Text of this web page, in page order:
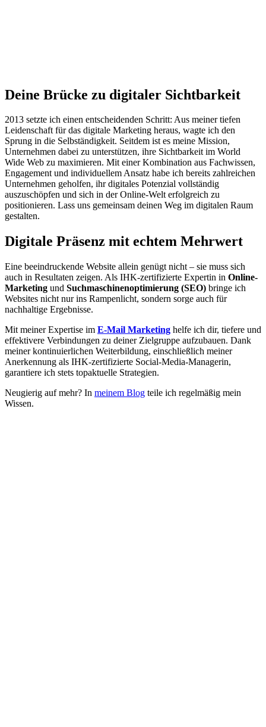
Deine Brücke zu digitaler Sichtbarkeit
2013 setzte ich einen entscheidenden Schritt: Aus meiner tiefen
Leidenschaft für das digitale Marketing heraus, wagte ich den
Sprung in die Selbständigkeit. Seitdem ist es meine Mission,
Unternehmen dabei zu unterstützen, ihre Sichtbarkeit im World
Wide Web zu maximieren. Mit einer Kombination aus Fachwissen,
Engagement und individuellem Ansatz habe ich bereits zahlreichen
Unternehmen geholfen, ihr digitales Potenzial vollständig
auszuschöpfen und sich in der Online-Welt erfolgreich zu
positionieren. Lass uns gemeinsam deinen Weg im digitalen Raum
gestalten.
Digitale Präsenz mit echtem Mehrwert
Eine beeindruckende Website allein genügt nicht – sie muss sich
auch in Resultaten zeigen. Als IHK-zertifizierte Expertin in Online-
Marketing und Suchmaschinenoptimierung (SEO) bringe ich
Websites nicht nur ins Rampenlicht, sondern sorge auch für
nachhaltige Ergebnisse.
Mit meiner Expertise im E-Mail Marketing helfe ich dir, tiefere und
effektivere Verbindungen zu deiner Zielgruppe aufzubauen. Dank
meiner kontinuierlichen Weiterbildung, einschließlich meiner
Anerkennung als IHK-zertifizierte Social-Media-Managerin,
garantiere ich stets topaktuelle Strategien.
Neugierig auf mehr? In meinem Blog teile ich regelmäßig mein
Wissen.